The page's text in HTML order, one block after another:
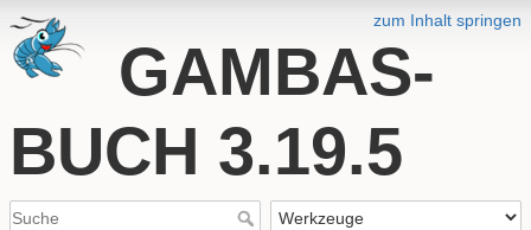
zum Inhalt springen
GAMBAS-
BUCH 3.19.5